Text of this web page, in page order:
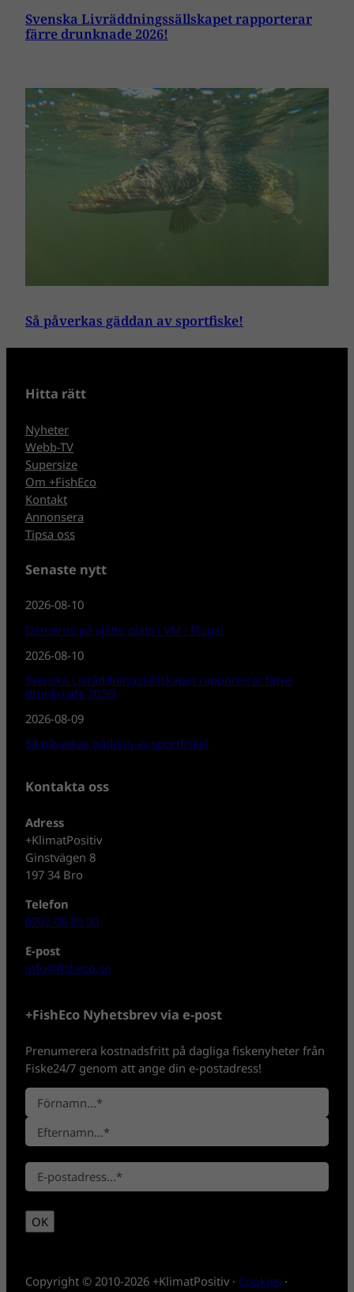
Svenska Livräddningssällskapet rapporterar
färre drunknade 2026!
Så påverkas gäddan av sportfiske!
Hitta rätt
Nyheter
Webb-TV
Supersize
Om +FishEco
Kontakt
Annonsera
Tipsa oss
Senaste nytt
2026-08-10
Damerna på sjätte plats i VM i Fluga!
2026-08-10
Svenska Livräddningssällskapet rapporterar färre
drunknade 2026!
2026-08-09
Så påverkas gäddan av sportfiske!
Kontakta oss
Adress
+KlimatPositiv
Ginstvägen 8
197 34 Bro
Telefon
0702-08 80 30
E-post
info@fisheco.se
+FishEco Nyhetsbrev via e-post
Prenumerera kostnadsfritt på dagliga fiskenyheter från
Fiske24/7 genom att ange din e-postadress!
N
a
n
*
F
ö
r
a
m
n
t
m
E
-
*
OK
Copyright © 2010-2026 +KlimatPositiv · Cookies ·